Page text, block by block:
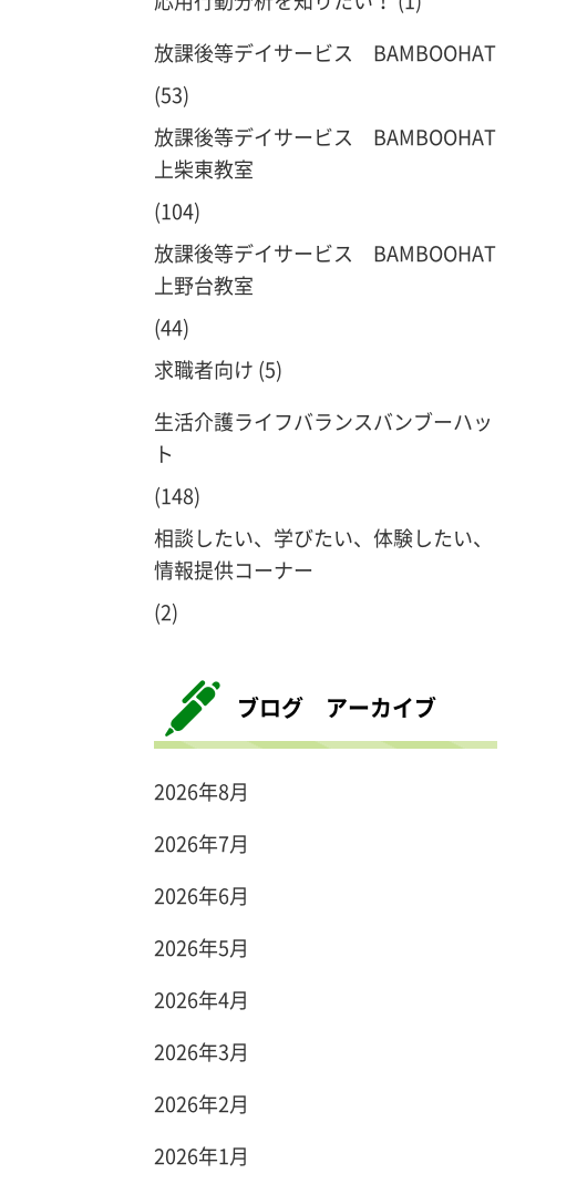
放課後等デイサービス BAMBOOHAT
(53)
放課後等デイサービス BAMBOOHAT
上柴東教室
(104)
放課後等デイサービス BAMBOOHAT
上野台教室
(44)
求職者向け (5)
生活介護ライフバランスバンブーハッ
ト
(148)
相談したい、学びたい、体験したい、
情報提供コーナー
(2)
ブログ アーカイブ
2026年8月
2026年7月
2026年6月
2026年5月
2026年4月
2026年3月
2026年2月
2026年1月